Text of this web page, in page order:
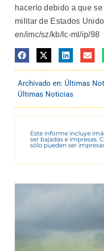
hacerlo debido a que
militar de Estados
en/imc/sz/kb/lc-ml/ip/98
Archivado en: Últimas
Últimas Noticias
Este informe incluye
ser bajadas e impresas.
sólo pueden ser